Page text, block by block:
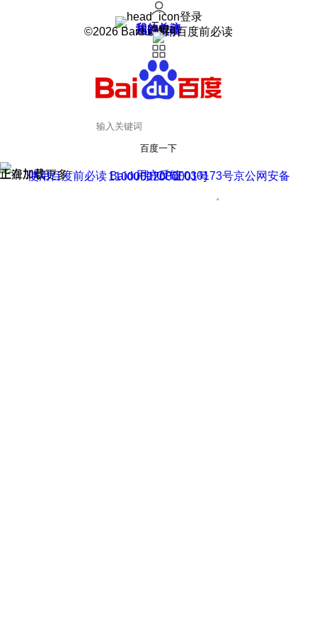
登录
我的关注
我的收藏
皮肤中心
用户反馈
设置
©2026 Baidu 使用百度前必读
百度一下
正在加载
上滑加载更多 用户反馈
使用百度前必读 Baidu 京ICP证030173号
京公网安备11000002000001号